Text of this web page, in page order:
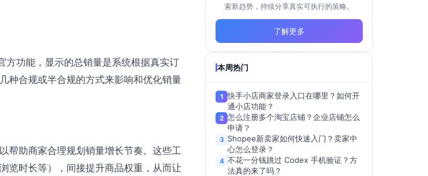
方功能，显示的总销量是系统根据真实订
种合规或半合规的方式来影响和优化销量
帮助商家合理规划销量增长节奏。这些工
览时长等），间接提升商品权重，从而让
索新趋势，持续分享真实可执行的策略。
了解更多
本周热门
1 快手小店商家登录入口在哪里？如何开
通小店功能？
2 怎么注册多个淘宝店铺？企业店铺怎么
申请？
3 Shopee新卖家如何快速入门？卖家中
心怎么登录？
4 不花一分钱跳过 Codex 手机验证？方
法真的来了吗？